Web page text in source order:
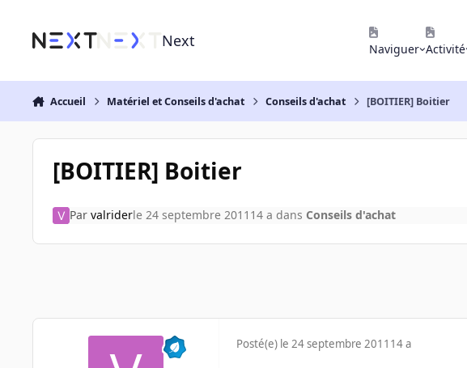
Next Naviguer Activité
Accueil Matériel et Conseils d'achat Conseils d'achat [BOITIER] Boitier
[BOITIER] Boitier
Par valriderle 24 septembre 2011 14 a dans Conseils d'achat
Posté(e) le 24 septembre 2011 14 a